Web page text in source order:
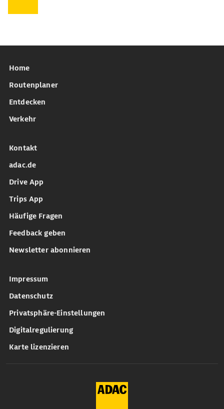
Home
Routenplaner
Entdecken
Verkehr
Kontakt
adac.de
Drive App
Trips App
Häufige Fragen
Feedback geben
Newsletter abonnieren
Impressum
Datenschutz
Privatsphäre-Einstellungen
Digitalregulierung
Karte lizenzieren